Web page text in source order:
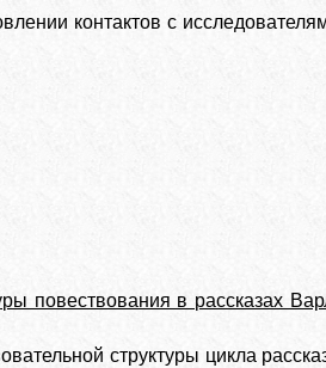
контактов с
повествования в рассказах
структуры цикла